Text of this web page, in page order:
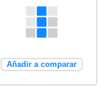
Añadir a comparar